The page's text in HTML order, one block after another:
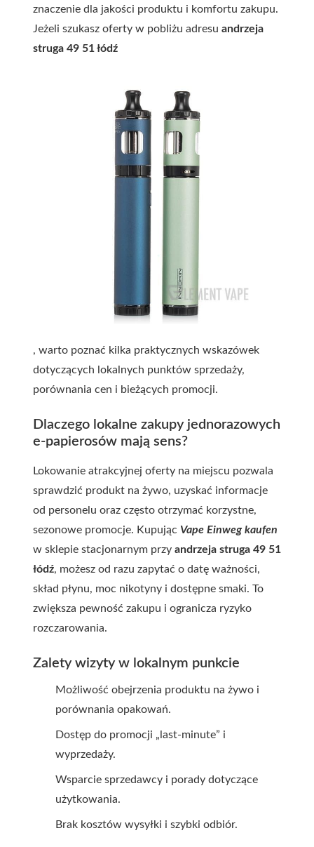
znaczenie dla jakości produktu i komfortu zakupu.
Jeżeli szukasz oferty w pobliżu adresu andrzeja
struga 49 51 łódź
, warto poznać kilka praktycznych wskazówek
dotyczących lokalnych punktów sprzedaży,
porównania cen i bieżących promocji.
Dlaczego lokalne zakupy jednorazowych
e-papierosów mają sens?
Lokowanie atrakcyjnej oferty na miejscu pozwala
sprawdzić produkt na żywo, uzyskać informacje
od personelu oraz często otrzymać korzystne,
sezonowe promocje. Kupując Vape Einweg kaufen
w sklepie stacjonarnym przy andrzeja struga 49 51
łódź, możesz od razu zapytać o datę ważności,
skład płynu, moc nikotyny i dostępne smaki. To
zwiększa pewność zakupu i ogranicza ryzyko
rozczarowania.
Zalety wizyty w lokalnym punkcie
Możliwość obejrzenia produktu na żywo i
porównania opakowań.
Dostęp do promocji „last-minute” i
wyprzedaży.
Wsparcie sprzedawcy i porady dotyczące
użytkowania.
Brak kosztów wysyłki i szybki odbiór.